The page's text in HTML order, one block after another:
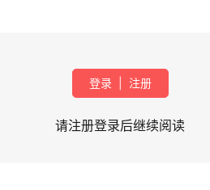
登录 注册
请注册登录后继续阅读